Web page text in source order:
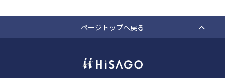
ページトップへ戻る